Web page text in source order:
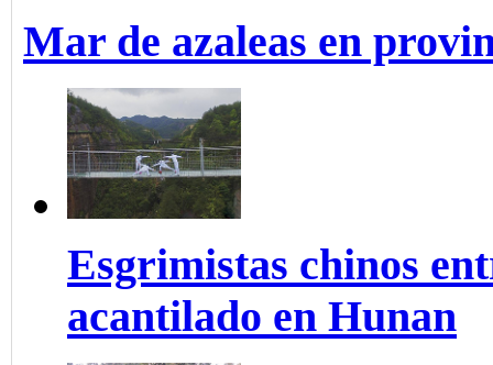
Mar de azaleas en
Esgrimistas chinos
acantilado en Hunan